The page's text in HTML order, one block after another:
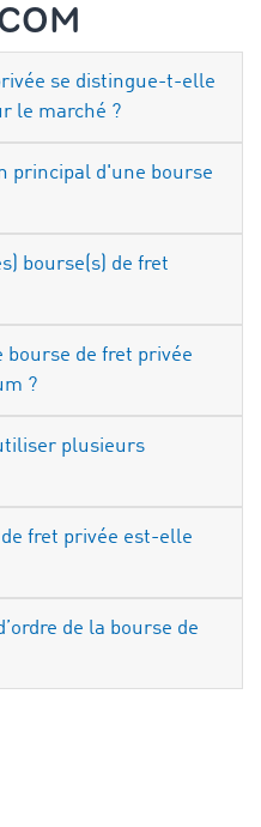
se distingue-t-elle
le marché ?
principal d'une bourse
bourse(s) de fret
bourse de fret privée
?
plusieurs
fret privée est-elle
de la bourse de